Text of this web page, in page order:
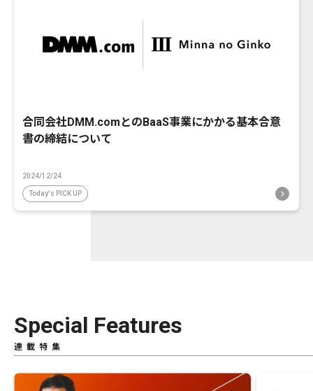
合同会社DMM.comとのBaaS事業にかかる基本合意
書の締結について
2024/12/24
Today's PICK UP
Special Features
連載特集